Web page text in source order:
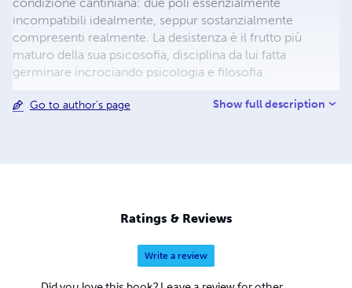
incompatibili idealmente, seppur sostanzialmente
compresenti realmente. La desistenza è il frutto più
maturo della sua psicosofia, disciplina da lui fatta
germinare incrociando psicologia e filosofia.
Go to author's page Show full description
Ratings & Reviews
Write a review